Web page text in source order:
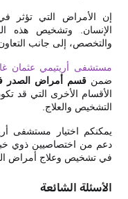
إن الأمراض التي تؤثر
الإنسان. وتشخيص هذه
والتخصص، إلى جانب
مستشفى أريتيمي عثمان
ضمنقسم أمراض الصدر
الأقسام الأخرى التي قد
التشخيص والعلاج.
يمكنكم اختيار مستشفى
دعم من اختصاصيين ذوي
في تشخيص وعلاج أمراض
الأسئلة الشائعة